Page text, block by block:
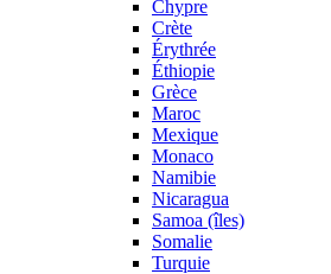
Chypre
Crète
Érythrée
Éthiopie
Grèce
Maroc
Mexique
Monaco
Namibie
Nicaragua
Samoa (îles)
Somalie
Turquie